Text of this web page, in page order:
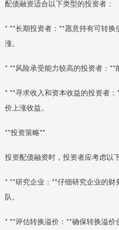
配债融资适合以下类型的投资者：
* **长期投资者：**愿意持有可转换
涨。
* **风险承受能力较高的投资者：
* **寻求收入和资本收益的投资者
价上涨收益。
**投资策略**
投资配债融资时，投资者应考虑以
* **研究企业：**仔细研究企业的财
队。
* **评估转换溢价：**确保转换溢